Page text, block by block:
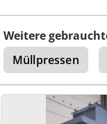
Weitere
Müllpressen